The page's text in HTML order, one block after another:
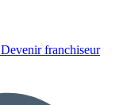
Devenir franchiseur